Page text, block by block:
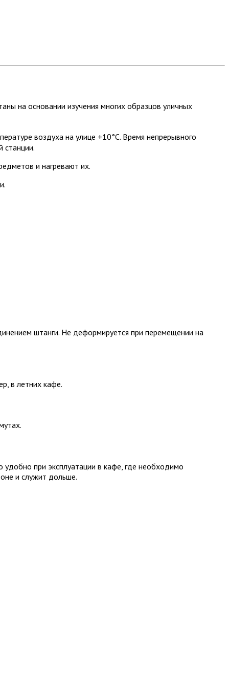
на основании изучения многих образцов уличных
воздуха на улице +10°С. Время непрерывного
станции.
и нагревают их.
штанги. Не деформируется при перемещении на
в летних кафе.
при эксплуатации в кафе, где необходимо
и служит дольше.